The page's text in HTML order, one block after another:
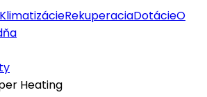
KlimatizácieRekuperaciaDotácieO